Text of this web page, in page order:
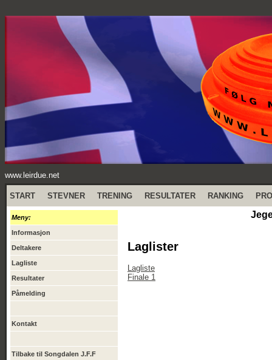
www.leirdue.net
START STEVNER TRENING RESULTATER RANKING
Meny:
Informasjon
Deltakere
Lagliste
Resultater
Påmelding
Kontakt
Tilbake til Songdalen J.F.F
Laglister
Lagliste
Finale 1